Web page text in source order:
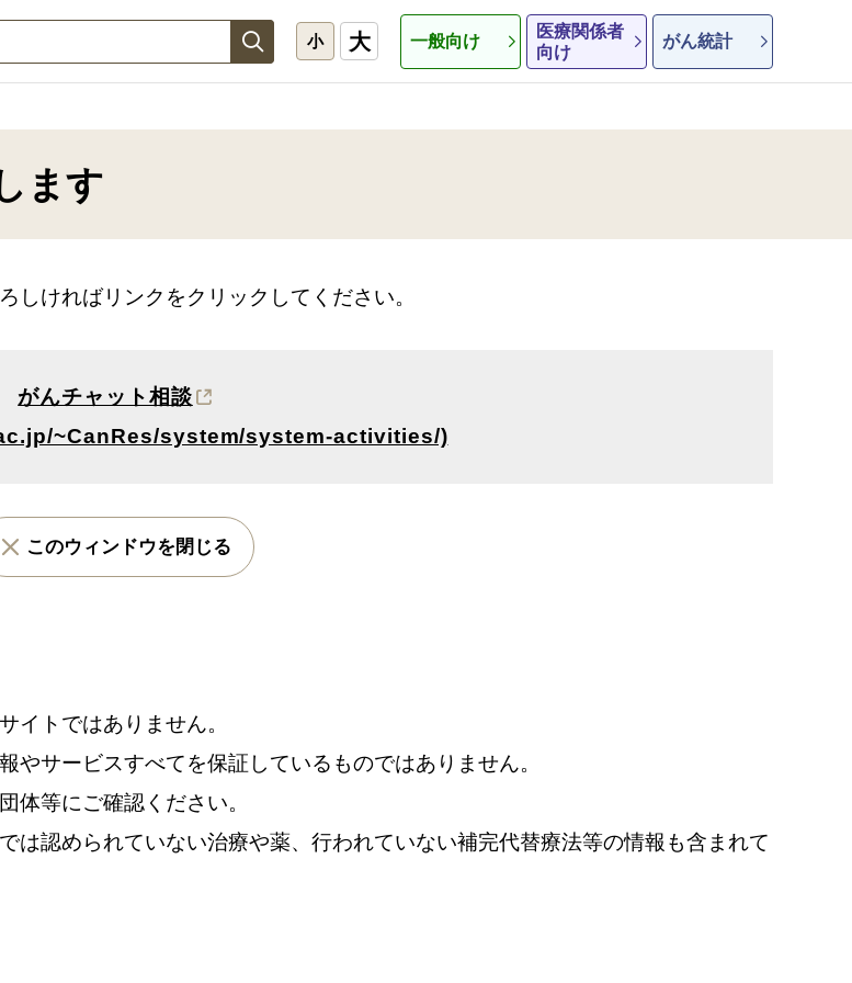
小 大 一般向け
医療関係者
向け
がん統計
ます
しければリンクをクリックしてください。
がんチャット相談
~CanRes/system/system-activities/)
このウィンドウを閉じる
イトではありません。
サービスすべてを保証しているものではありません。
体等にご確認ください。
は認められていない治療や薬、行われていない補完代替療法等の情報も含まれて